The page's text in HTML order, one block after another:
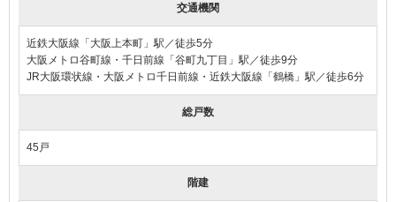
交通機関
近鉄大阪線「大阪上本町」駅／徒歩5分
大阪メトロ谷町線・千日前線「谷町九丁目」駅／徒歩9分
JR大阪環状線・大阪メトロ千日前線・近鉄大阪線「鶴橋」駅／徒歩6分
総戸数
45戸
階建